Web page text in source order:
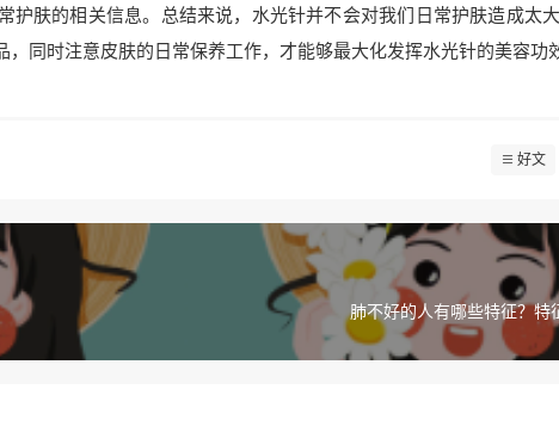
护肤的相关信息。总结来说，水光针并不会对我们日常护肤造成太
同时注意皮肤的日常保养工作，才能够最大化发挥水光针的美容功
好文
肺不好的人有哪些特征？特